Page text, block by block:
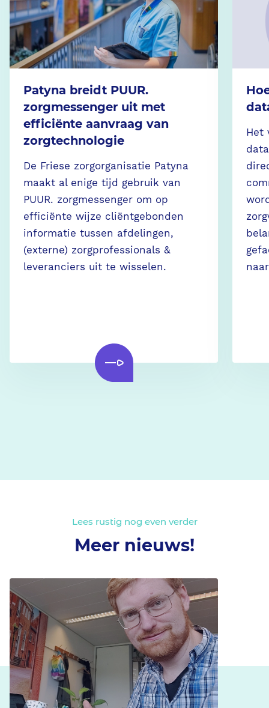
Patyna breidt PUUR.
zorgmessenger uit met
efficiënte aanvraag van
zorgtechnologie
De Friese zorgorganisatie Patyna
maakt al enige tijd gebruik van
PUUR. zorgmessenger om op
efficiënte wijze cliëntgebonden
informatie tussen afdelingen,
(externe) zorgprofessionals &
leveranciers uit te wisselen.
Het
Lees rustig nog even verder
Meer nieuws!